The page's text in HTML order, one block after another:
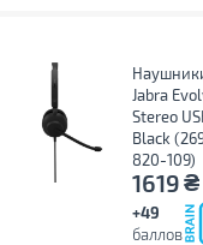
Jabra
Stereo
Black
820-109)
1619₴
+49
баллов